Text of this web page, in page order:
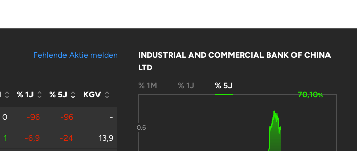
Fehlende Aktie melden
% 1J % 5J KGV
0 -96 -96 -
1 -6,9 -24 13,9
INDUSTRIAL AND COMMERCIAL BANK OF CHINA
LTD
% 1M
% 1J
% 5J
70,10%
0.6